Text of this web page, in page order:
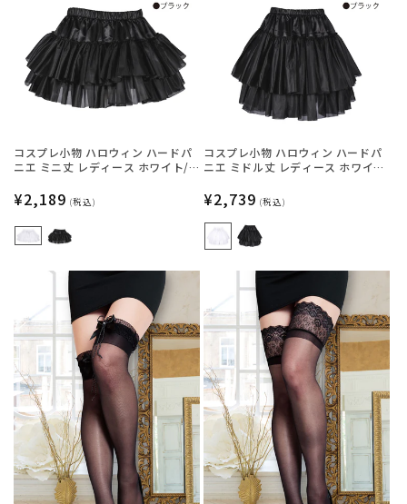
コスプレ小物 ハロウィン ハードパ
ニエ ミニ丈 レディース ホワイト/
トーン】
通
常
価
¥2,189 (税込)
コスプレ小物 ハロウィン ハードパ
ニエ ミドル丈 レディース ホワイ
ストーン】
通
常
価
¥2,739 (税込)